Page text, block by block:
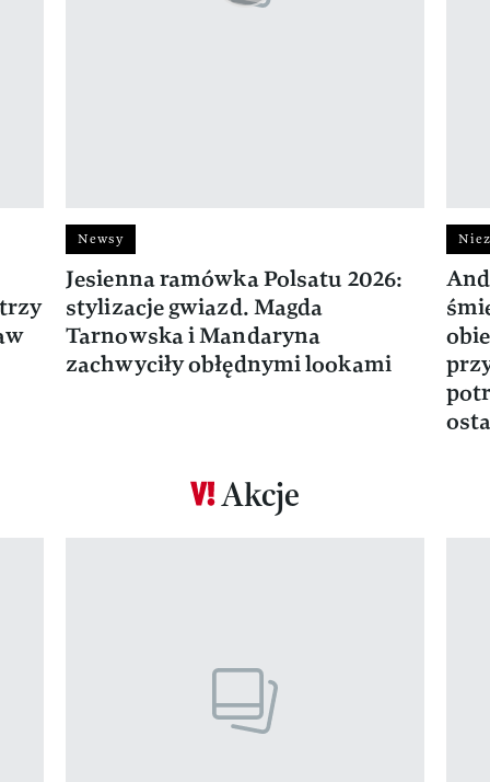
Newsy
Jesienna ramówka Polsatu 2026:
stylizacje gwiazd. Magda
Tarnowska i Mandaryna
zachwyciły obłędnymi lookami
Akcje